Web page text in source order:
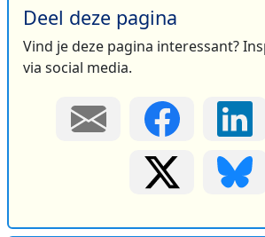
Deel deze pagina
Vind je deze pagina interessant?
via social media.